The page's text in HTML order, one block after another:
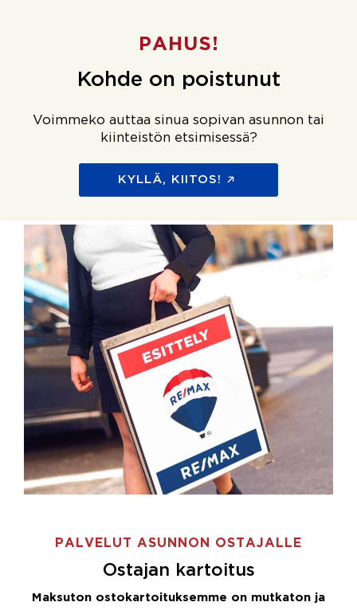
PAHUS!
Kohde on poistunut
Voimmeko auttaa sinua sopivan asunnon tai
kiinteistön etsimisessä?
KYLLÄ, KIITOS!
PALVELUT ASUNNON OSTAJALLE
Ostajan kartoitus
Maksuton ostokartoituksemme on mutkaton ja